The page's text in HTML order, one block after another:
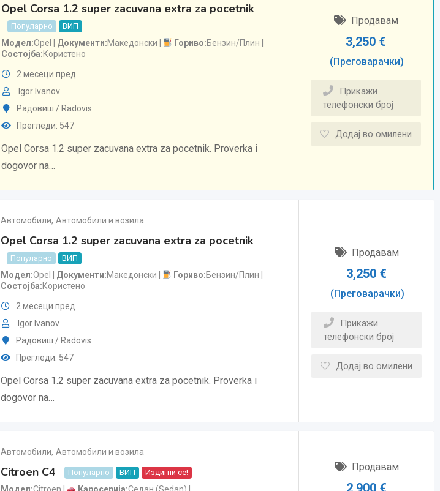
Opel Corsa 1.2 super zacuvana extra za pocetnik
Популарно ВИП
Модел Opel Документи Македонски Гориво Бензин/Плин
Состојба Користено
2 месеци пред
Igor Ivanov
Радовиш / Radovis
Прегледи: 547
Opel Corsa 1.2 super zacuvana extra za pocetnik. Proverka i
dogovor na…
Продавам
3,250 €
(Преговарачки)
Прикажи
телефонски број
Додај во омилени
Автомобили, Автомобили и возила
Opel Corsa 1.2 super zacuvana extra za pocetnik
Популарно ВИП
Модел Opel Документи Македонски Гориво Бензин/Плин
Состојба Користено
2 месеци пред
Igor Ivanov
Радовиш / Radovis
Прегледи: 547
Opel Corsa 1.2 super zacuvana extra za pocetnik. Proverka i
dogovor na…
Продавам
3,250 €
(Преговарачки)
Прикажи
телефонски број
Додај во омилени
Автомобили, Автомобили и возила
Citroen C4 Популарно ВИП Издигни се! Продавам
2,900 €